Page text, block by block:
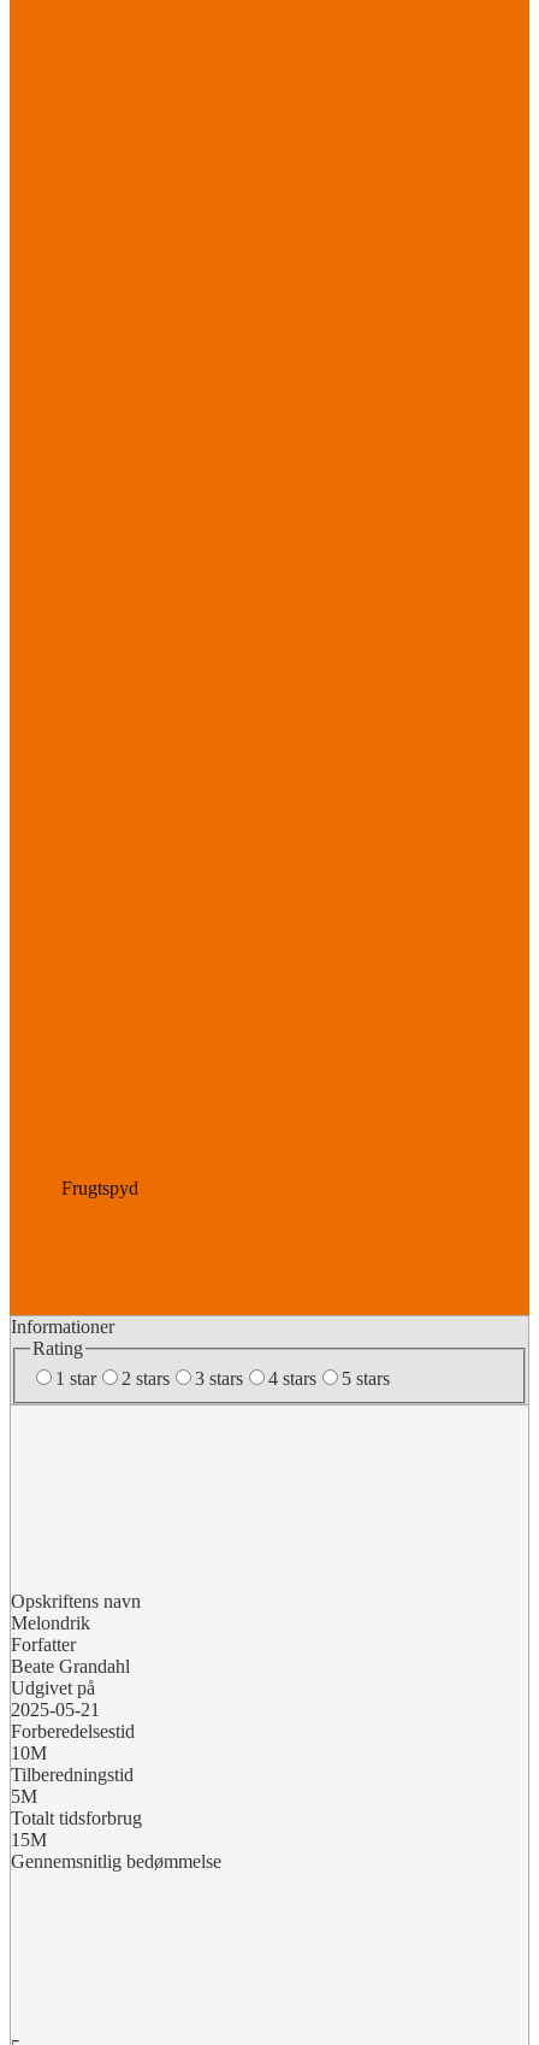
Frugtspyd
Informationer
Rating
1 star
2 stars 3 stars 4 stars 5 stars
Opskriftens navn
Melondrik
Forfatter
Beate Grandahl
Udgivet på
2025-05-21
Forberedelsestid
10M
Tilberedningstid
5M
Totalt tidsforbrug
15M
Gennemsnitlig bedømmelse